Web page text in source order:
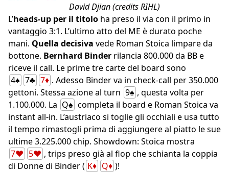
David Djian (credits RIHL)
L’heads-up per il titolo ha preso il via con il primo in
vantaggio 3:1. L’ultimo atto del ME è durato poche
mani. Quella decisiva vede Roman Stoica limpare da
bottone. Bernhard Binder rilancia 800.000 da BB e
riceve il call. Le prime tre carte del board sono
4♠ 7♣ 7♦ . Adesso Binder va in check-call per 350.000
gettoni. Stessa azione al turn 9♠ , questa volta per
1.100.000. La Q♠ completa il board e Roman Stoica va
instant all-in. L’austriaco si toglie gli occhiali e usa tutto
il tempo rimastogli prima di aggiungere al piatto le sue
ultime 3.225.000 chip. Showdown: Stoica mostra
7♥ 5♥ , trips preso già al flop che schianta la coppia
di Donne di Binder ( K♦ Q♦ )!